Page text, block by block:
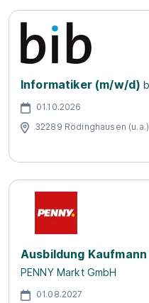
Informatiker (m/w/d)
01.10.2026
32289 Rödinghausen (u.a.)
Ausbildung
PENNY Markt GmbH
01.08.2027